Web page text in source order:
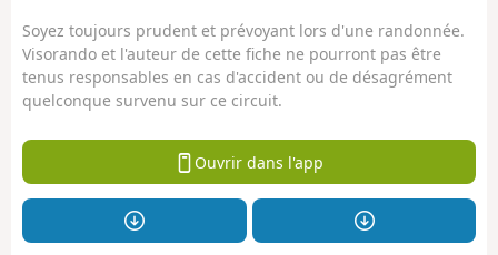
Soyez toujours prudent et prévoyant lors d'une randonnée.
Visorando et l'auteur de cette fiche ne pourront pas être
tenus responsables en cas d'accident ou de désagrément
quelconque survenu sur ce circuit.
Ouvrir dans l'app